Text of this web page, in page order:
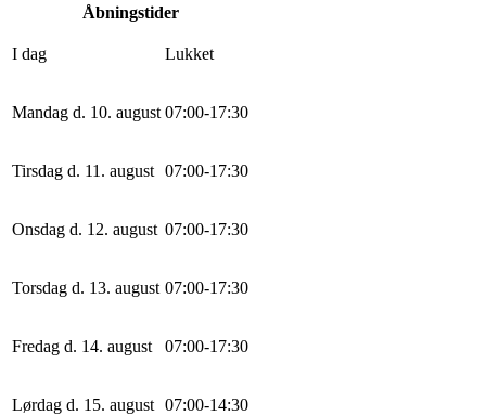
Åbningstider
I dag Lukket
Mandag d. 10. august 07:00-17:30
Tirsdag d. 11. august 07:00-17:30
Onsdag d. 12. august 07:00-17:30
Torsdag d. 13. august 07:00-17:30
Fredag d. 14. august 07:00-17:30
Lørdag d. 15. august 07:00-14:30